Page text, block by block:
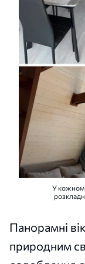
У
Панорамні
природним